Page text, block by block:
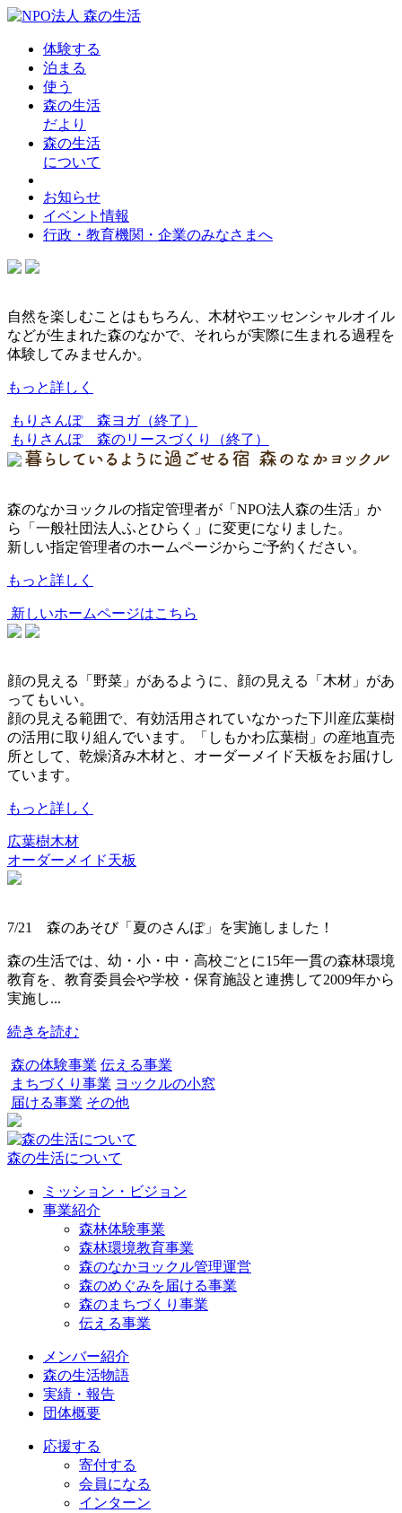
体験する
泊まる
使う
森の生活
だより
森の生活
について
お知らせ
イベント情報
行政・教育機関・企業のみなさまへ
自然を楽しむことはもちろん、木材やエッセンシャルオイル
などが生まれた森のなかで、それらが実際に生まれる過程を
体験してみませんか。
もっと詳しく
もりさんぽ 森ヨガ（終了）
もりさんぽ 森のリースづくり（終了）
森のなかヨックルの指定管理者が「NPO法人森の生活」か
ら「一般社団法人ふとひらく」に変更になりました。
新しい指定管理者のホームページからご予約ください。
もっと詳しく
新しいホームページはこちら
顔の見える「野菜」があるように、顔の見える「木材」があ
ってもいい。
顔の見える範囲で、有効活用されていなかった下川産広葉樹
の活用に取り組んでいます。「しもかわ広葉樹」の産地直売
所として、乾燥済み木材と、オーダーメイド天板をお届けし
ています。
もっと詳しく
広葉樹木材
オーダーメイド天板
7/21 森のあそび「夏のさんぽ」を実施しました！
森の生活では、幼・小・中・高校ごとに15年一貫の森林環境
教育を、教育委員会や学校・保育施設と連携して2009年から
実施し...
続きを読む
森の体験事業 伝える事業
まちづくり事業 ヨックルの小窓
届ける事業 その他
森の生活について
ミッション・ビジョン
事業紹介
森林体験事業
森林環境教育事業
森のなかヨックル管理運営
森のめぐみを届ける事業
森のまちづくり事業
伝える事業
メンバー紹介
森の生活物語
実績・報告
団体概要
応援する
寄付する
会員になる
インターン